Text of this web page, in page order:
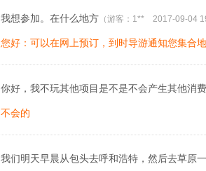
我想参加。在什么地方 （游客：1** 2017-09-04
您好：可以在网上预订，到时导游通知您集合
你好，我不玩其他项目是不是不会产生其他消
不会的
我们明天早晨从包头去呼和浩特，然后去草原